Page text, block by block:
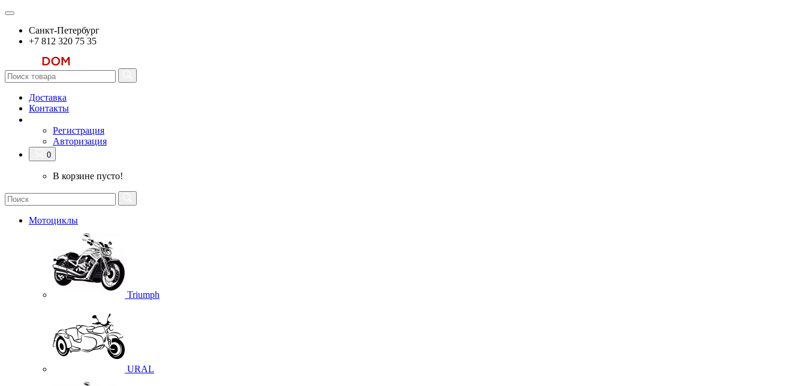
Санкт-Петербург
+7 812 320 75 35
Доставка
Контакты
Регистрация
Авторизация
0
В корзине пусто!
Мотоциклы
Triumph
URAL